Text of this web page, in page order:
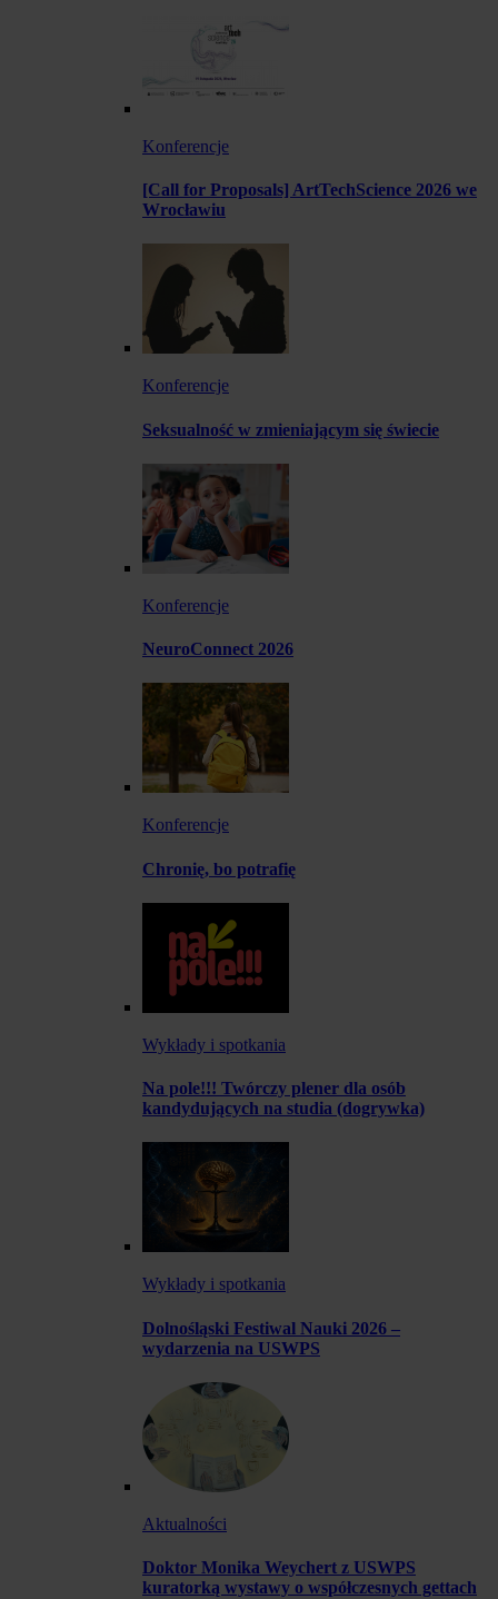
Konferencje
[Call for Proposals] ArtTechScience 2026 we
Wrocławiu
Konferencje
Seksualność w zmieniającym się świecie
Konferencje
NeuroConnect 2026
Konferencje
Chronię, bo potrafię
Wykłady i spotkania
Na pole!!! Twórczy plener dla osób
kandydujących na studia (dogrywka)
Wykłady i spotkania
Dolnośląski Festiwal Nauki 2026 –
wydarzenia na USWPS
Aktualności
Doktor Monika Weychert z USWPS
kuratorką wystawy o współczesnych gettach